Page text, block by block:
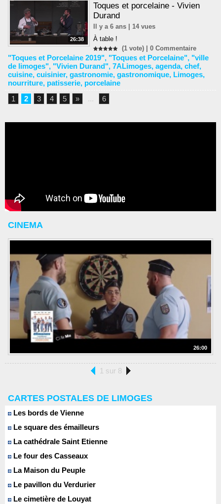
26:38
Toques et porcelaine - Vivien
Durand
Il y a 6 ans | 14 vues
À table !
(1 vote) |0 Commentaire
"Toques et Porcelaine 2019", "Toques et Porcelaine", "ville
de limoges", "Vivien Durand", 7ALimoges, agenda, chef,
cuisine, cuisinier, gastronomie, gastronomique, Limoges,
nourriture, patisserie, porcelaine
1
2 3 4 5 » ... 6
CINEMA
26:00
1 sur 8
CARTES POSTALES DE LIMOGES
Les bords de Vienne
Le square des émailleurs
La cathédrale Saint Etienne
Le four des Casseaux
La Maison du Peuple
Le pavillon du Verdurier
Le cimetière de Louyat